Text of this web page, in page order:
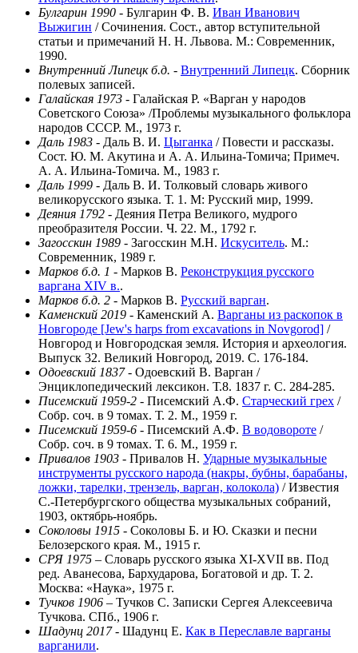
Булгарин 1990 - Булгарин Ф. В. Иван Иванович
Выжигин / Сочинения. Сост., автор вступительной
статьи и примечаний Н. Н. Львова. М.: Современник,
1990.
Внутренний Липецк б.д. - Внутренний Липецк. Сборник
полевых записей.
Галайская 1973 - Галайская Р. «Варган у народов
Советского Союза» /Проблемы музыкального фольклора
народов СССР. М., 1973 г.
Даль 1983 - Даль В. И. Цыганка / Повести и рассказы.
Сост. Ю. М. Акутина и А. А. Ильина-Томича; Примеч.
А. А. Ильина-Томича. М., 1983 г.
Даль 1999 - Даль В. И. Толковый словарь живого
великорусского языка. Т. 1. М: Русский мир, 1999.
Деяния 1792 - Деяния Петра Великого, мудрого
преобразителя России. Ч. 22. М., 1792 г.
Загосскин 1989 - Загосскин М.Н. Искуситель. М.:
Современник, 1989 г.
Марков б.д. 1 - Марков В. Реконструкция русского
варгана XIV в..
Марков б.д. 2 - Марков В. Русский варган.
Каменский 2019 - Каменский А. Варганы из раскопок в
Новгороде [Jew's harps from excavations in Novgorod] /
Новгород и Новгородская земля. История и археология.
Выпуск 32. Великий Новгород, 2019. C. 176-184.
Одоевский 1837- Одоевский В. Варган /
Энциклопедический лексикон. Т.8. 1837 г. С. 284-285.
Писемский 1959-2 - Писемский А.Ф. Старческий грех /
Собр. соч. в 9 томах. Т. 2. М., 1959 г.
Писемский 1959-6 - Писемский А.Ф. В водовороте /
Собр. соч. в 9 томах. Т. 6. М., 1959 г.
Привалов 1903 - Привалов Н. Ударные музыкальные
инструменты русского народа (накры, бубны, барабаны,
ложки, тарелки, трензель, варган, колокола) / Известия
С.-Петербургского общества музыкальных собраний,
1903, октябрь-ноябрь.
Соколовы 1915 - Соколовы Б. и Ю. Сказки и песни
Белозерского края. М., 1915 г.
СРЯ 1975 – Словарь русского языка XI-XVII вв. Под
ред. Аванесова, Бархударова, Богатовой и др. Т. 2.
Москва: «Наука», 1975 г.
Тучков 1906 – Тучков С. Записки Сергея Алексеевича
Тучкова. СПб., 1906 г.
Шадунц 2017- Шадунц Е. Как в Переславле варганы
варганили.